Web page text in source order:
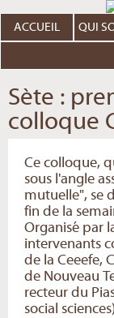
au
contenu.
Aller
personnels
ACCUEIL QUI
Sète :
colloque
Ce colloque,
sous l'angle
mutuelle", se
fin de la
Organisé par
intervenants
de la Ceeefe,
de Nouveau
recteur du
social